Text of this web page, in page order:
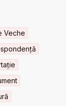
Veche